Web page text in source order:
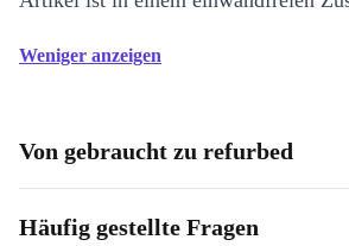
Weniger anzeigen
Von gebraucht zu refurbed
Häufig gestellte Fragen